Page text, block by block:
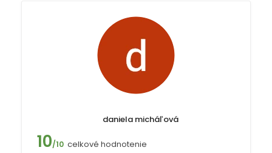
daniela micháľová
10/10 celkové hodnotenie